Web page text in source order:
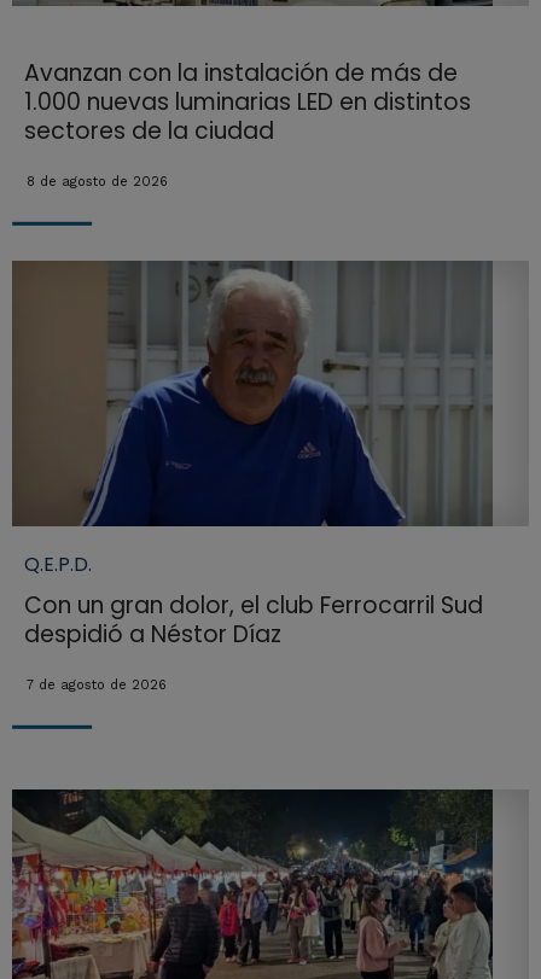
Avanzan con la instalación de más de
1.000 nuevas luminarias LED en distintos
sectores de la ciudad
8 de agosto de 2026
Q.E.P.D.
Con un gran dolor, el club Ferrocarril Sud
despidió a Néstor Díaz
7 de agosto de 2026